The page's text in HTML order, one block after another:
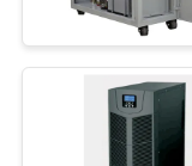
تور
ولتاژ